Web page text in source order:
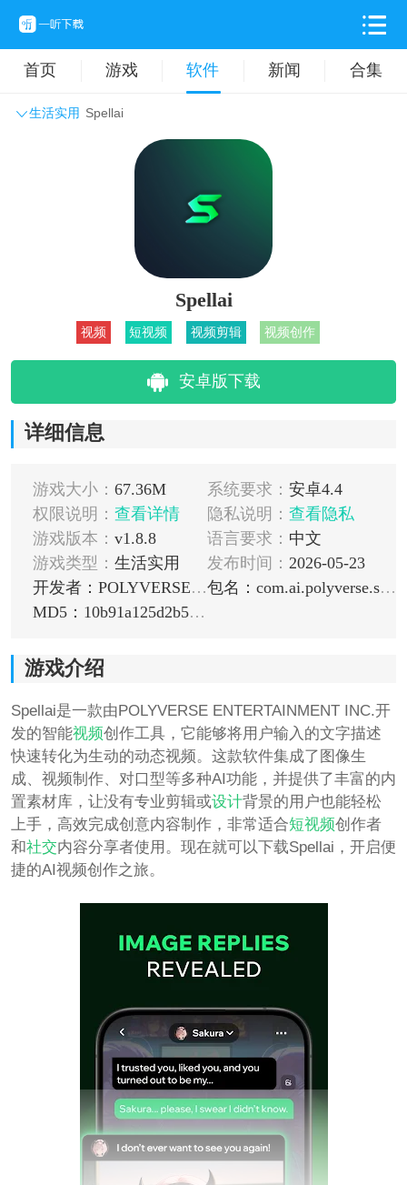
首页 游戏 软件 新闻 合集
生活实用 Spellai
主题壁纸 旅游出行
Spellai
视频 短视频 视频剪辑 视频创作
安卓版下载
详细信息
游戏大小： 67.36M 系统要求： 安卓4.4
权限说明： 查看详情 隐私说明： 查看隐私
游戏版本： v1.8.8 语言要求： 中文
游戏类型： 生活实用 发布时间： 2026-05-23
开发者：POLYVERSE INC.
包名：com.ai.polyverse.spell.pro
MD5：10b91a125d2b577cba006ba07975283b
游戏介绍
Spellai是一款由POLYVERSE ENTERTAINMENT INC.开
发的智能视频创作工具，它能够将用户输入的文字描述
快速转化为生动的动态视频。这款软件集成了图像生
成、视频制作、对口型等多种AI功能，并提供了丰富的内
置素材库，让没有专业剪辑或设计背景的用户也能轻松
上手，高效完成创意内容制作，非常适合短视频创作者
和社交内容分享者使用。现在就可以下载Spellai，开启便
捷的AI视频创作之旅。